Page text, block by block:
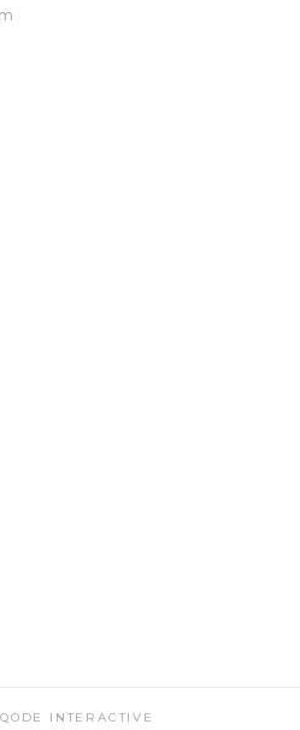
QODE INTERACTIVE